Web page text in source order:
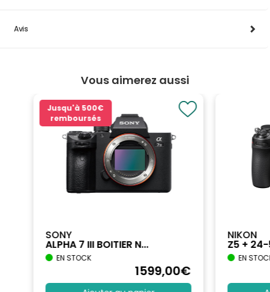
Avis
Vous aimerez aussi
Jusqu'à 500€
remboursés
SONY
ALPHA 7 III BOITIER N...
EN STOCK
1599,00€
NIKON
Z5 +
EN